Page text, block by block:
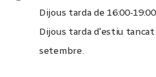
Dijous tarda de 16:00-
Dijous tarda d'estiu
setembre.